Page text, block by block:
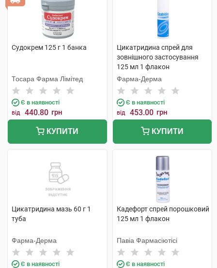
Судокрем 125 г 1 банка
Тосара Фарма Лімітед
Є в наявності
від 440.80 грн
КУПИТИ
Цикатридина спрей для
зовнішного застосування
125 мл 1 флакон
Фарма-Дерма
Є в наявності
від 453.00 грн
КУПИТИ
Цикатридина мазь 60 г 1
туба
Фарма-Дерма
Є в наявності
Кадефорт спрей порошковий
125 мл 1 флакон
Павіа Фармасіютісі
Є в наявності